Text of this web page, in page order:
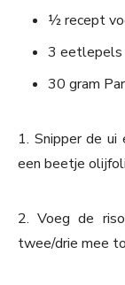
½ recept
3 eetlepels
30 gram
1. Snipper de ui
een beetje
2. Voeg de
twee/drie mee